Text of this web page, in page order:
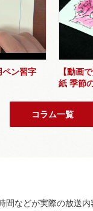
ペン習字
【動画
紙 季節
コラム一覧
間などが実際の放送